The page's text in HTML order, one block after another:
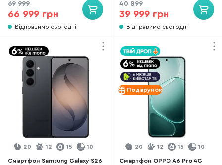
69 999
66 999 грн
Відправимо сьогодні
40 899
39 999 грн
Відправимо сьогодні
20 12 15 10
Смартфон Samsung Galaxy S26
Подарунок
20 12 15 10
Смартфон OPPO A6 Pro 4G